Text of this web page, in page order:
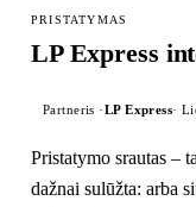
PRISTATYMAS
LP Express
Partneris ·LP Express·
Pristatymo srautas –
dažnai sulūžta: arba